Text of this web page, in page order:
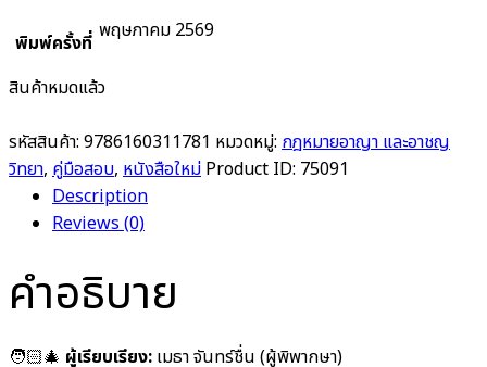
พิมพ์ครั้งที่ พฤษภาคม 2569
สินค้าหมดแล้ว
รหัสสินค้า: 9786160311781 หมวดหมู่: กฎหมายอาญา และอาชญ
วิทยา, คู่มือสอบ, หนังสือใหม่ Product ID: 75091
Description
Reviews (0)
คำอธิบาย
🧑🏻‍🎄 ผู้เรียบเรียง: เมธา จันทร์ชื่น (ผู้พิพากษา)